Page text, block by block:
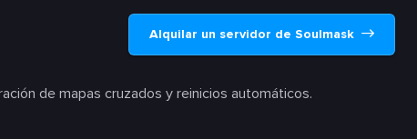
Alquilar un servidor de Soulmask
de mapas cruzados y reinicios automáticos.